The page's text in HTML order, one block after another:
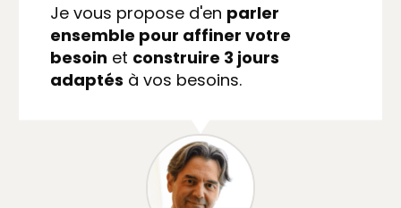
Je vous propose d'en parler
ensemble pour affiner votre
besoin et construire 3 jours
adaptés à vos besoins.